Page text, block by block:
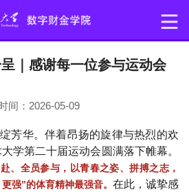
｜感谢每一位参与运动会
：2026-05-09
芳华。伴着昂扬的旋律与热烈的欢
学第二十届运动会圆满落下帷幕。
、全员参与，以青春之姿、拼搏之志，
强”的体育精神最强音。 在此，诚挚感